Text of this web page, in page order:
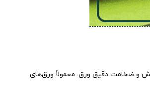
و ضخامت دقیق ورق. معمولاً ورق‌های